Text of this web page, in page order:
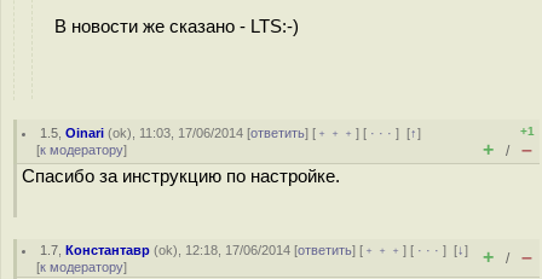
В новости же сказано - LTS:-)
1.5 ,Oinari (ok), 11:03, 17/06/2014 [ответить] [ ﹢﹢﹢] [ · · ·][↑]
[к модератору]
+1
+ / –
Спасибо за инструкцию по настройке.
1.7 ,Константавр (ok), 12:18, 17/06/2014 [ответить] [ ﹢﹢﹢] [ · · ·][↓]
[к модератору] + / –